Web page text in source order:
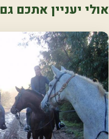
אולי יעניין אתכם גם